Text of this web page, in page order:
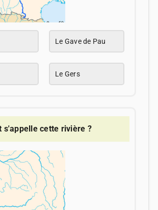
Le Gave de Pau
Le Gers
s'appelle cette rivière ?